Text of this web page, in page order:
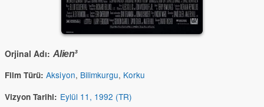
Orjinal Adı: Alien³
Film Türü: Aksiyon, Bilimkurgu, Korku
Vizyon Tarihi: Eylül 11, 1992 (TR)